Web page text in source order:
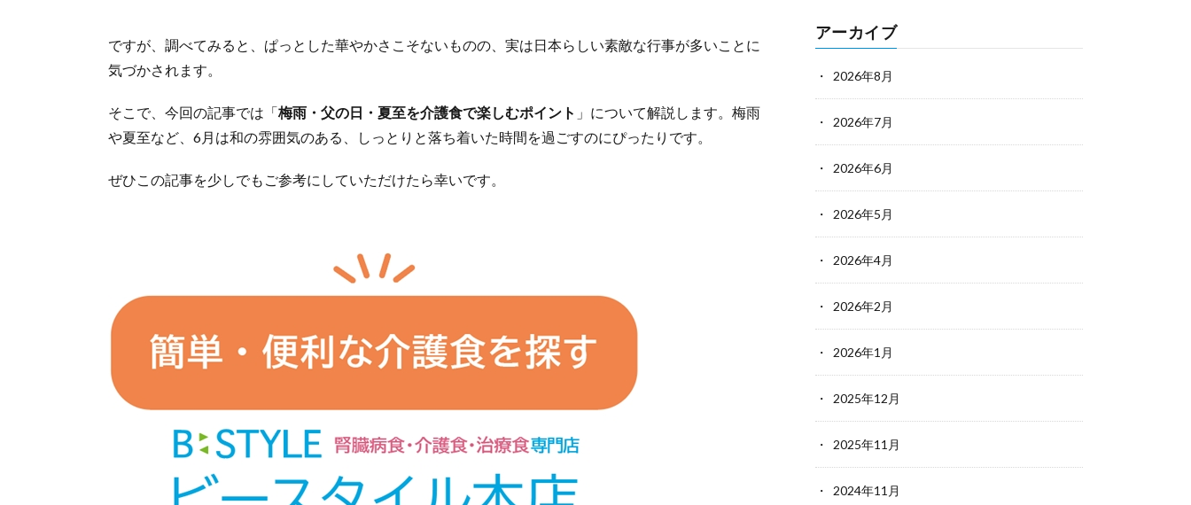
ですが、調べてみると、ぱっとした華やかさこそないものの、実は日本らしい素敵な行事が多いことに
気づかされます。
そこで、今回の記事では「梅雨・父の日・夏至を介護食で楽しむポイント 」について解説します。梅雨
や夏至など、6月は和の雰囲気のある、しっとりと落ち着いた時間を過ごすのにぴったりです。
ぜひこの記事を少しでもご参考にしていただけたら幸いです。
アーカイブ
2026年8月
2026年7月
2026年6月
2026年5月
2026年4月
2026年2月
2026年1月
2025年12月
2025年11月
2024年11月